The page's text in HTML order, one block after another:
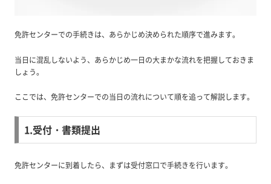
免許センターでの手続きは、あらかじめ決められた順序で進みます。
当日に混乱しないよう、あらかじめ一日の大まかな流れを把握しておきま
しょう。
ここでは、免許センターでの当日の流れについて順を追って解説します。
1.受付・書類提出
免許センターに到着したら、まずは受付窓口で手続きを行います。